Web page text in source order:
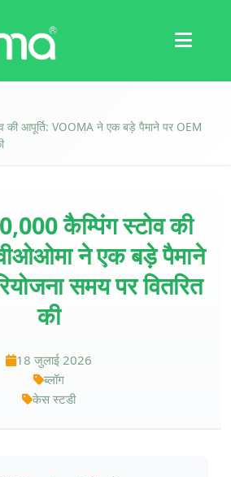
की आपूर्ति: VOOMA ने एक बड़े पैमाने पर OEM
कैम्पिंग स्टोव की
ने एक बड़े पैमाने
समय पर वितरित
की
18 जुलाई 2026
ब्लॉग
केस स्टडी